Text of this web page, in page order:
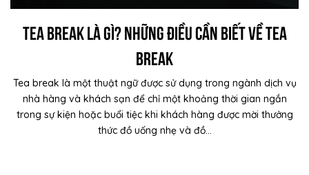
Tea Break là gì? Những điều cần biết về Tea
break
Tea break là một thuật ngữ được sử dụng trong ngành dịch vụ
nhà hàng và khách sạn để chỉ một khoảng thời gian ngắn
trong sự kiện hoặc buổi tiệc khi khách hàng được mời thưởng
thức đồ uống nhẹ và đồ...